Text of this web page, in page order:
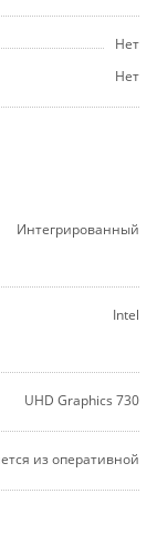
Нет
Нет
Интегрированный
Intel
UHD Graphics 730
из оперативной